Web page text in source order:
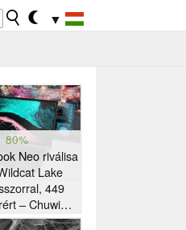
▼
80%
Neo riválisa
Lake
449
– Chuwi
laptop teszt